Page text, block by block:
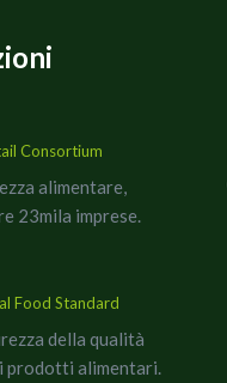
Consortium
alimentare,
23mila imprese.
Food Standard
della qualità
prodotti alimentari.